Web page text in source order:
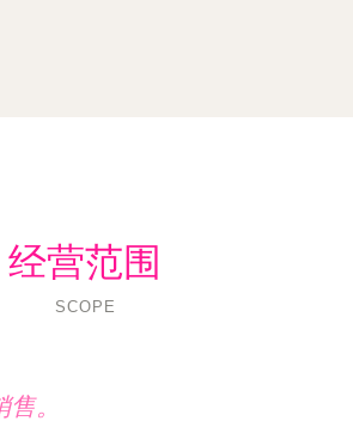
经营范围
SCOPE
。